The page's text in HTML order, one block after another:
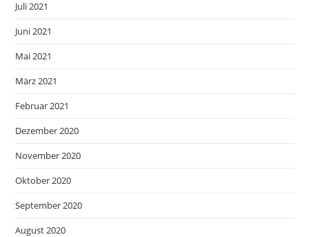
Juli 2021
Juni 2021
Mai 2021
März 2021
Februar 2021
Dezember 2020
November 2020
Oktober 2020
September 2020
August 2020